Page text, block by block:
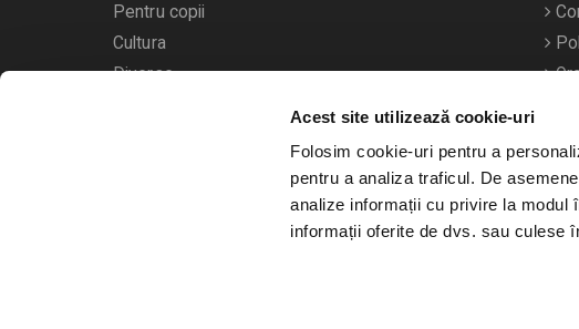
Acest site utilizează cookie-uri
Folosim cookie-uri pentru a
pentru a analiza traficul. De
analize informații cu privire la modul
informații oferite de dvs. sau culese
Pentru copii
Cultura
Diverse
Calendarul evenimentelor